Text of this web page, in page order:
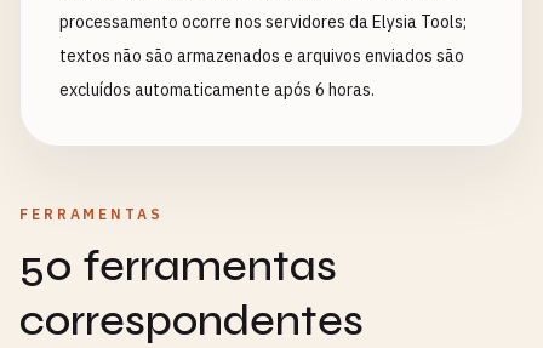
processamento ocorre nos servidores da Elysia Tools;
textos não são armazenados e arquivos enviados são
excluídos automaticamente após 6 horas.
FERRAMENTAS
50 ferramentas
correspondentes